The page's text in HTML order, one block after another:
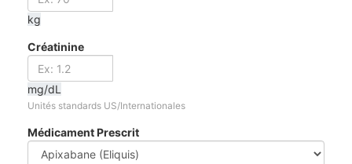
kg
Créatinine
mg/dL
Unités standards US/Internationales
Médicament Prescrit